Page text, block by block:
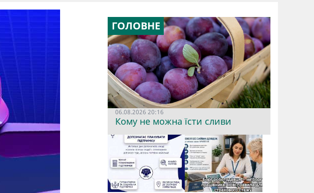
ГОЛОВНЕ
06.08.2026 20:16
Кому не можна їсти сливи